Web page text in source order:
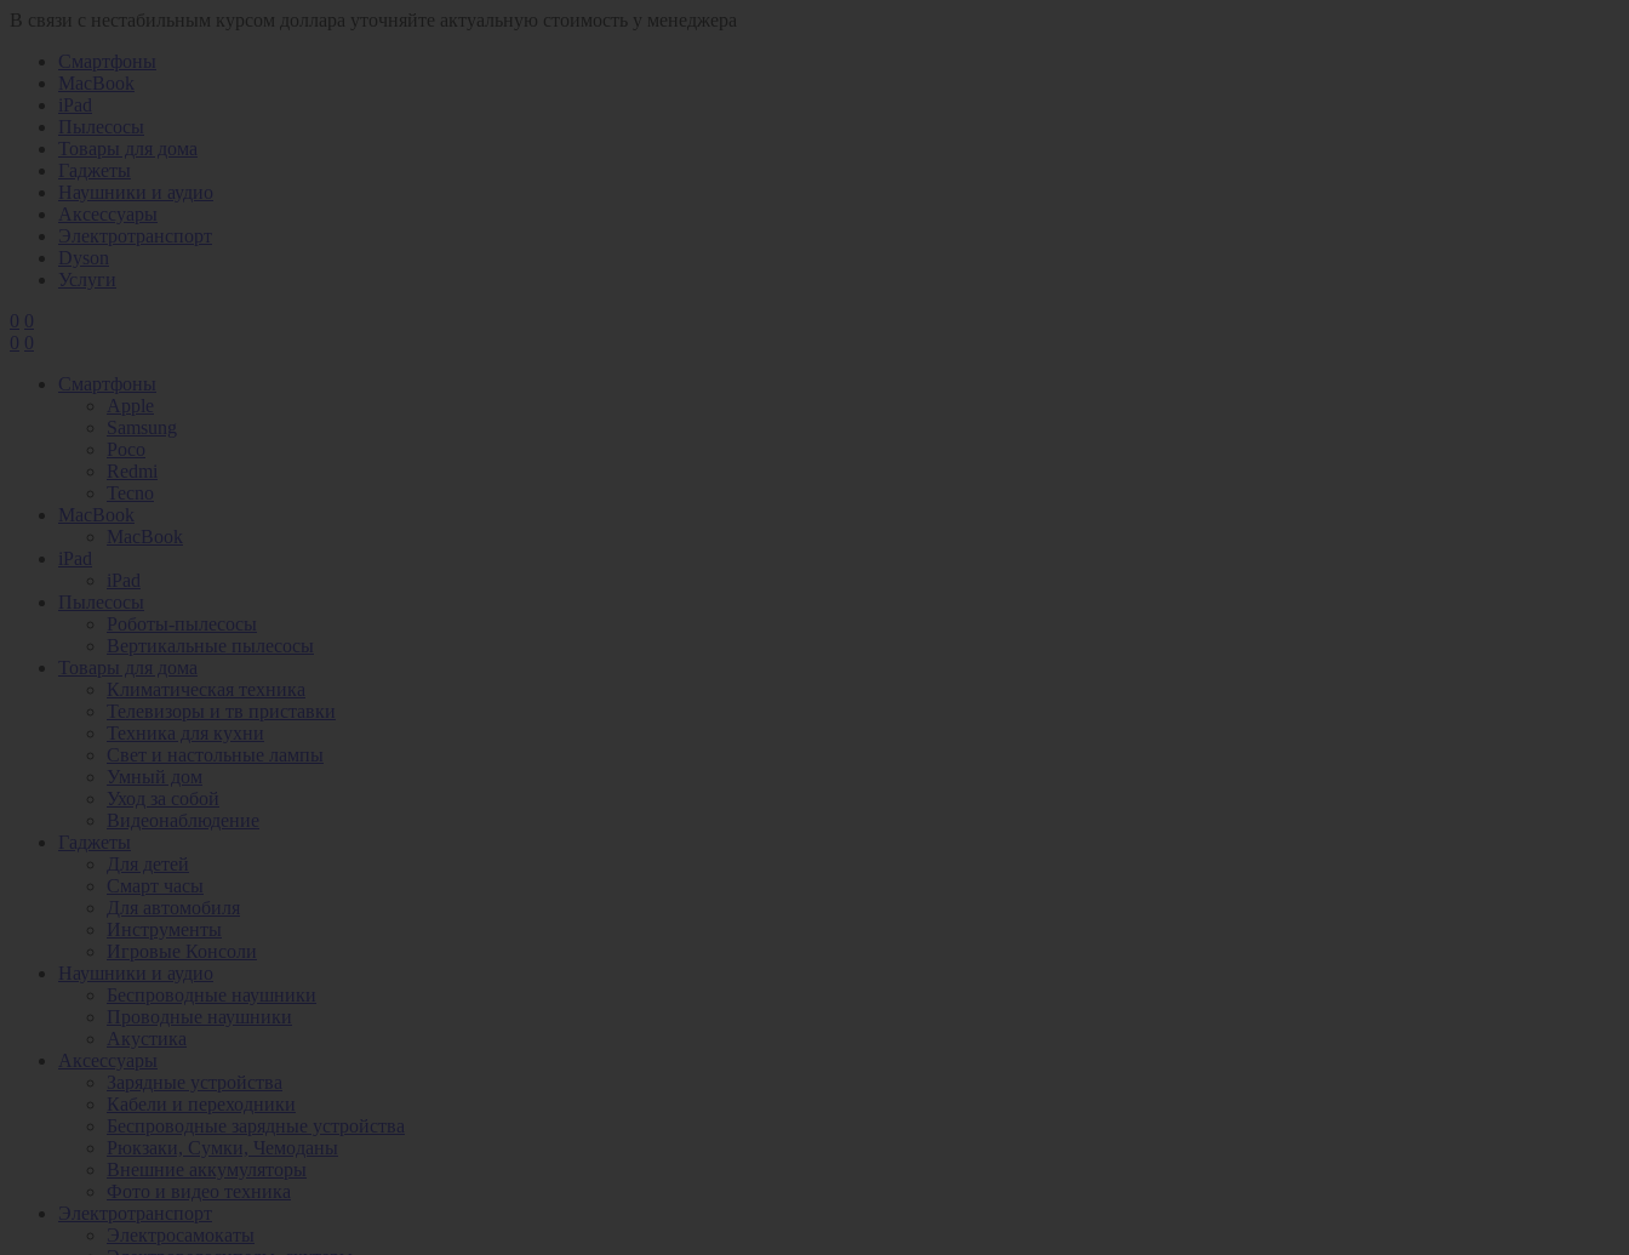
В связи с нестабильным курсом доллара уточняйте актуальную стоимость у менеджера
Смартфоны
MacBook
iPad
Пылесосы
Товары для дома
Гаджеты
Наушники и аудио
Аксессуары
Электротранспорт
Dyson
Услуги
0 0
0 0
Смартфоны
Apple
Samsung
Poco
Redmi
Tecno
MacBook
MacBook
iPad
iPad
Пылесосы
Роботы-пылесосы
Вертикальные пылесосы
Товары для дома
Климатическая техника
Телевизоры и тв приставки
Техника для кухни
Свет и настольные лампы
Умный дом
Уход за собой
Видеонаблюдение
Гаджеты
Для детей
Смарт часы
Для автомобиля
Инструменты
Игровые Консоли
Наушники и аудио
Беспроводные наушники
Проводные наушники
Акустика
Аксессуары
Зарядные устройства
Кабели и переходники
Беспроводные зарядные устройства
Рюкзаки, Сумки, Чемоданы
Внешние аккумуляторы
Фото и видео техника
Электротранспорт
Электросамокаты